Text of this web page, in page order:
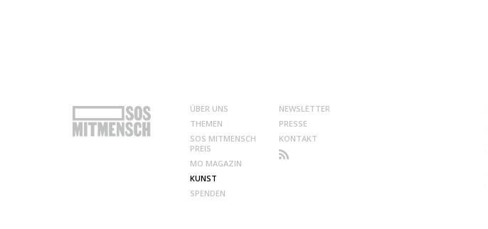
ÜBER UNS
THEMEN
SOS MITMENSCH
PREIS
MO MAGAZIN
KUNST
SPENDEN
NEWSLETTER
PRESSE
KONTAKT